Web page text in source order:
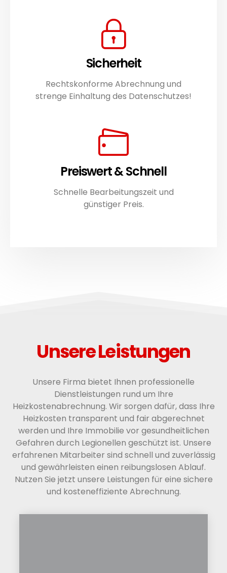
Sicherheit
Rechtskonforme Abrechnung und
strenge Einhaltung des Datenschutzes!
Preiswert & Schnell
Schnelle Bearbeitungszeit und
günstiger Preis.
Unsere Leistungen
Unsere Firma bietet Ihnen professionelle
Dienstleistungen rund um Ihre
Heizkostenabrechnung. Wir sorgen dafür, dass Ihre
Heizkosten transparent und fair abgerechnet
werden und Ihre Immobilie vor gesundheitlichen
Gefahren durch Legionellen geschützt ist. Unsere
erfahrenen Mitarbeiter sind schnell und zuverlässig
und gewährleisten einen reibungslosen Ablauf.
Nutzen Sie jetzt unsere Leistungen für eine sichere
und kosteneffiziente Abrechnung.